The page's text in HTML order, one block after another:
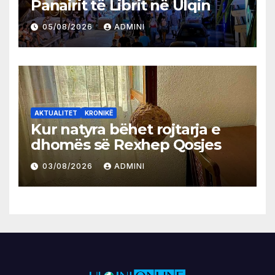
Panairit të Librit në Ulqin
05/08/2026 ADMINI
AKTUALITET KRONIKË
Kur natyra bëhet rojtarja e
dhomës së Rexhep Qosjes
03/08/2026 ADMINI